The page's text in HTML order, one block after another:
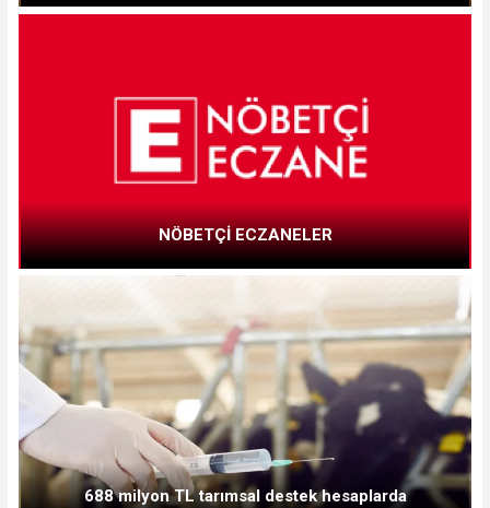
NÖBETÇİ ECZANELER
688 milyon TL tarımsal destek hesaplarda